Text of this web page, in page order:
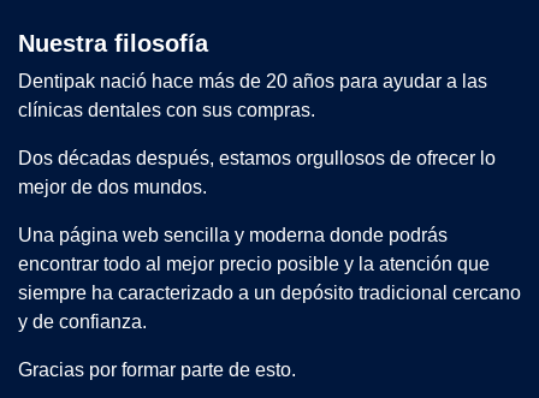
Nuestra filosofía
Dentipak nació hace más de 20 años para ayudar a las
clínicas dentales con sus compras.
Dos décadas después, estamos orgullosos de ofrecer lo
mejor de dos mundos.
Una página web sencilla y moderna donde podrás
encontrar todo al mejor precio posible y la atención que
siempre ha caracterizado a un depósito tradicional cercano
y de confianza.
Gracias por formar parte de esto.